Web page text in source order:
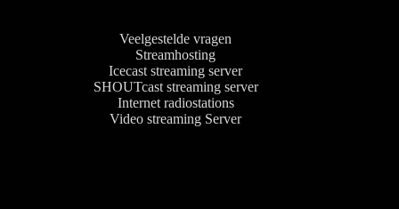
Veelgestelde vragen
Streamhosting
Icecast streaming server
SHOUTcast streaming server
Internet radiostations
Video streaming Server